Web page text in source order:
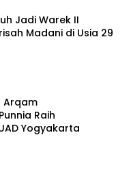
Jadi Warek II
Madani di Usia 29
Arqam
Raih
Yogyakarta